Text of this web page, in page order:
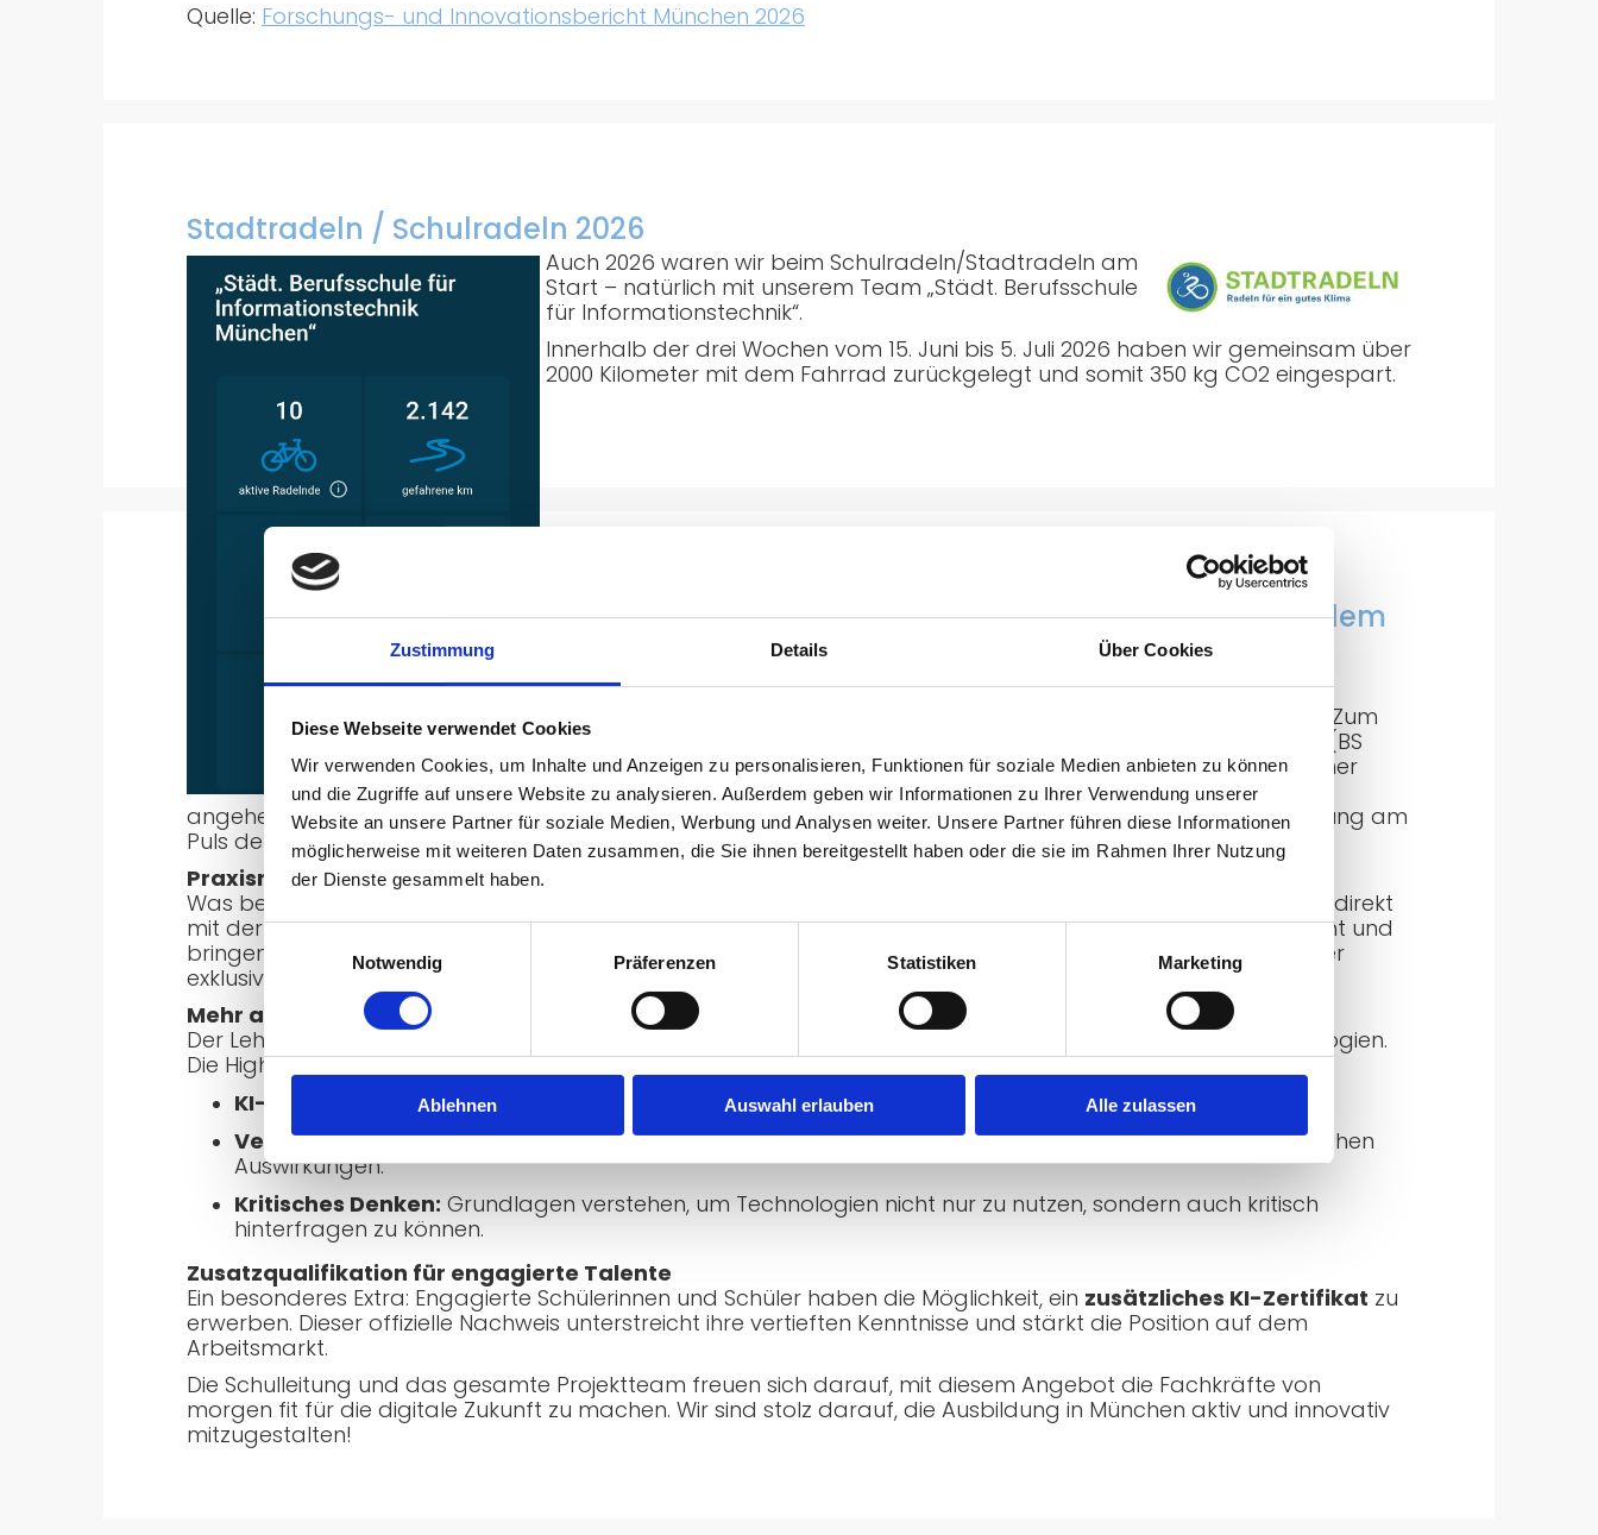
Zustimmung Details Über Cookies
Diese Webseite verwendet Cookies
Wir verwenden Cookies, um Inhalte und Anzeigen zu personalisieren, Funktionen für soziale Medien anbieten zu können
und die Zugriffe auf unsere Website zu analysieren. Außerdem geben wir Informationen zu Ihrer Verwendung unserer
Website an unsere Partner für soziale Medien, Werbung und Analysen weiter. Unsere Partner führen diese Informationen
möglicherweise mit weiteren Daten zusammen, die Sie ihnen bereitgestellt haben oder die sie im Rahmen Ihrer Nutzung
der Dienste gesammelt haben.
Notwendig
Präferenzen Statistiken Marketing
Ablehnen Auswahl erlauben Alle zulassen
Quelle: Forschungs- und Innovationsbericht München 2026
Stadtradeln / Schulradeln 2026
Auch 2026 waren wir beim Schulradeln/Stadtradeln am
Start – natürlich mit unserem Team „Städt. Berufsschule
für Informationstechnik“.
Innerhalb der drei Wochen vom 15. Juni bis 5. Juli 2026 haben wir gemeinsam über
2000 Kilometer mit dem Fahrrad zurückgelegt und somit 350 kg CO2 eingespart.
Zukunft gestalten: Start der neuen KI-Profilklasse ab dem
Schuljahr 2026/27
Die Stadt München setzt ein klares Ausrufezeichen in der digitalen Bildung: Zum
Schuljahr 2026/27 startet an unserer Berufsschule für Informationstechnik (BS
Info) eine neue Profilklasse zum Thema Künstliche Intelligenz (KI). In einer
engen Kooperation mit der Versicherungskammer Bayern bieten wir
angehenden Fachinformatikerinnen und Fachinformatikern für Anwendungsentwicklung damit eine Ausbildung am
Puls der Zeit.
Praxisnahes Lernen im Fokus
Was bedeutet der Einsatz von KI in der realen Arbeitswelt? Um diese Frage zu beantworten, wird die Theorie direkt
mit der Praxis verknüpft. Expertinnen und Experten der Versicherungskammer Bayern begleiten den Unterricht und
bringen ihre Praxiserfahrung in gemeinsamen Projektwochen ein. So erhalten unsere Schülerinnen und Schüler
exklusive Einblicke in die Anforderungen und Abläufe moderner Großunternehmen.
Mehr als nur Code
Der Lehrplan kombiniert bewährte Inhalte wie Programmierung und Datenbanken mit modernsten Technologien.
Die Highlights im Überblick:
KI-Anwendungen: Entwicklung von Systemen zur Sprach- und Bilderkennung.
Verantwortung & Ethik: Intensive Auseinandersetzung mit dem AI-Act, Datenschutz und gesellschaftlichen
Auswirkungen.
Kritisches Denken: Grundlagen verstehen, um Technologien nicht nur zu nutzen, sondern auch kritisch
hinterfragen zu können.
Zusatzqualifikation für engagierte Talente
Ein besonderes Extra: Engagierte Schülerinnen und Schüler haben die Möglichkeit, ein zusätzliches KI-Zertifikat zu
erwerben. Dieser offizielle Nachweis unterstreicht ihre vertieften Kenntnisse und stärkt die Position auf dem
Arbeitsmarkt.
Die Schulleitung und das gesamte Projektteam freuen sich darauf, mit diesem Angebot die Fachkräfte von
morgen fit für die digitale Zukunft zu machen. Wir sind stolz darauf, die Ausbildung in München aktiv und innovativ
mitzugestalten!